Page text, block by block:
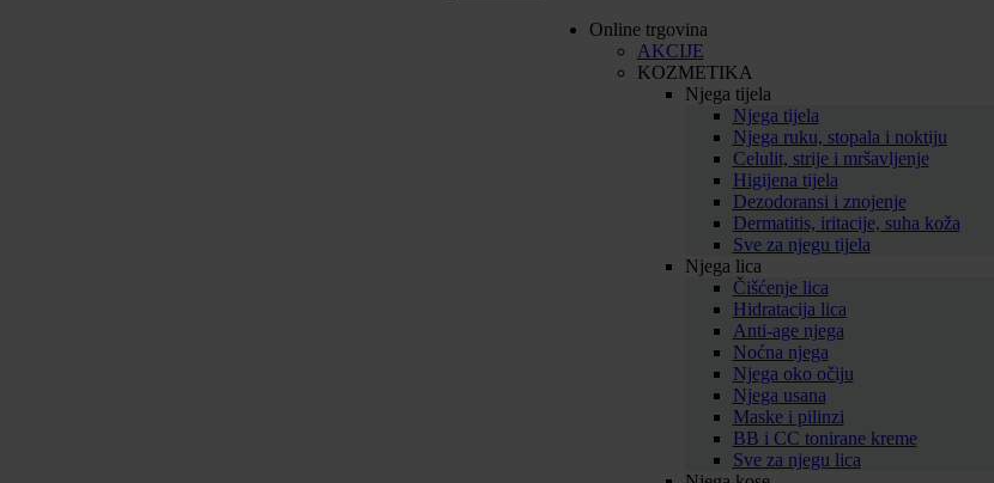
Online trgovina
AKCIJE
KOZMETIKA
Njega tijela
Njega tijela
Njega ruku, stopala i noktiju
Celulit, strije i mršavljenje
Higijena tijela
Dezodoransi i znojenje
Dermatitis, iritacije, suha koža
Sve za njegu tijela
Njega lica
Čišćenje lica
Hidratacija lica
Anti-age njega
Noćna njega
Njega oko očiju
Njega usana
Maske i pilinzi
BB i CC tonirane kreme
Sve za njegu lica